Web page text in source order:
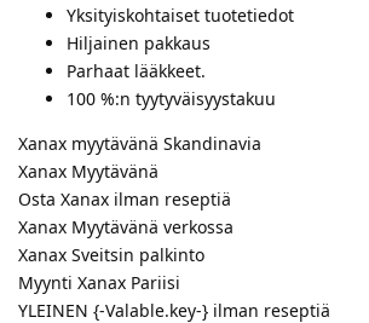
Yksityiskohtaiset tuotetiedot
Hiljainen pakkaus
Parhaat lääkkeet.
100 %:n tyytyväisyystakuu
Xanax myytävänä Skandinavia
Xanax Myytävänä
Osta Xanax ilman reseptiä
Xanax Myytävänä verkossa
Xanax Sveitsin palkinto
Myynti Xanax Pariisi
YLEINEN {-Valable.key-} ilman reseptiä